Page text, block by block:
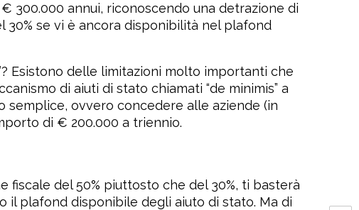
300.000 annui, riconoscendo una detrazione di
se vi è ancora disponibilità nel plafond
Esistono delle limitazioni molto importanti che
di aiuti di stato chiamati “de minimis” a
semplice, ovvero concedere alle aziende (in
di € 200.000 a triennio.
fiscale del 50% piuttosto che del 30%, ti basterà
il plafond disponibile degli aiuto di stato. Ma di